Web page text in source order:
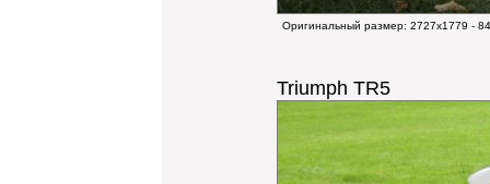
Оригинальный размер: 2727x1779 -
Triumph TR5